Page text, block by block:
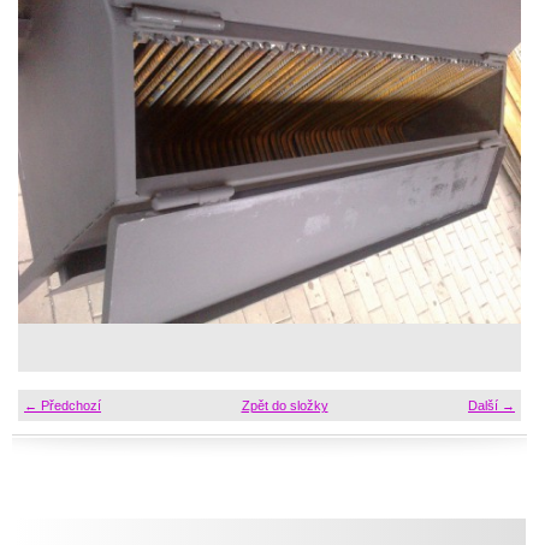
← Předchozí Další →
Zpět do složky